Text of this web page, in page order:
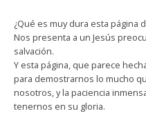
¿Qué es muy dura esta página
Nos presenta a un Jesús
salvación.
Y esta página, que parece
para demostrarnos lo mucho
nosotros, y la paciencia
tenernos en su gloria.